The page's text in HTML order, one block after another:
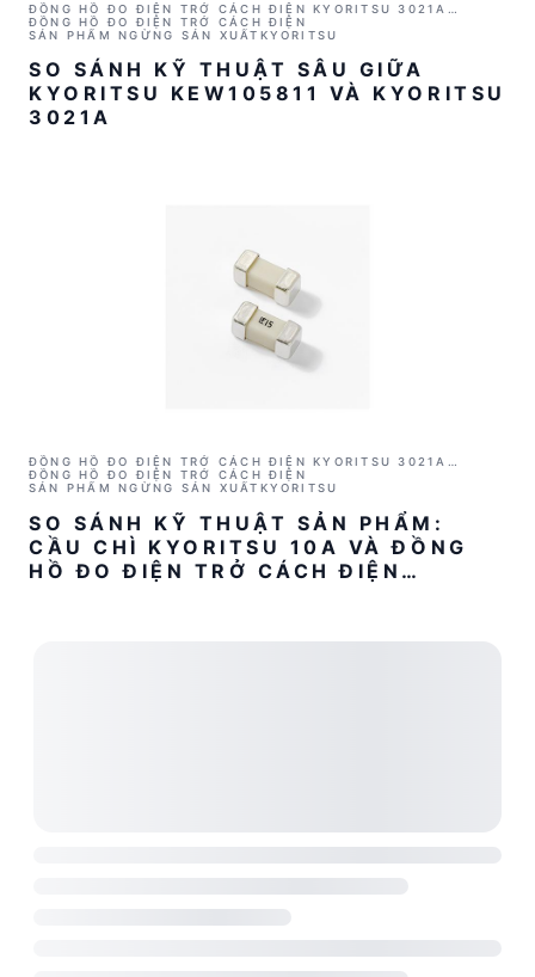
ĐỒNG HỒ ĐO ĐIỆN TRỞ CÁCH ĐIỆN KYORITSU 3021A
(1000V/2GΩ)
ĐỒNG HỒ ĐO ĐIỆN TRỞ CÁCH ĐIỆN
SẢN PHẨM NGỪNG SẢN XUẤT KYORITSU
SO SÁNH KỸ THUẬT SÂU GIỮA
KYORITSU KEW105811 VÀ KYORITSU
3021A
ĐỒNG HỒ ĐO ĐIỆN TRỞ CÁCH ĐIỆN KYORITSU 3021A
(1000V/2GΩ)
ĐỒNG HỒ ĐO ĐIỆN TRỞ CÁCH ĐIỆN
SẢN PHẨM NGỪNG SẢN XUẤT KYORITSU
SO SÁNH KỸ THUẬT SẢN PHẨM:
CẦU CHÌ KYORITSU 10A VÀ ĐỒNG
HỒ ĐO ĐIỆN TRỞ CÁCH ĐIỆN